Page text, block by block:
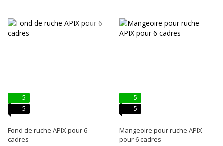
5
5
Fond de ruche APIX pour 6
cadres
5
5
Mangeoire pour ruche APIX
pour 6 cadres